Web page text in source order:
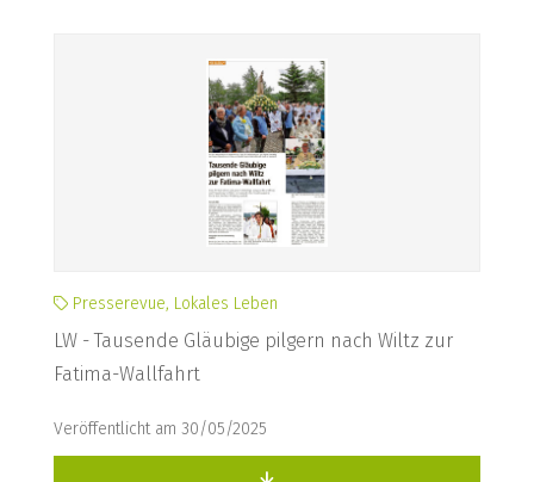
Presserevue, Lokales Leben
LW - Tausende Gläubige pilgern nach Wiltz zur
Fatima-Wallfahrt
Veröffentlicht am 30/05/2025